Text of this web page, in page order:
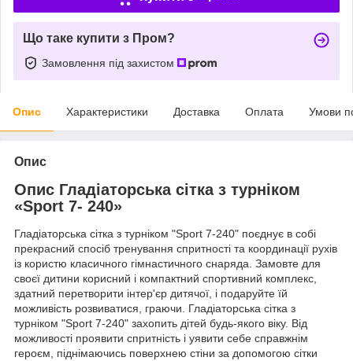
Що таке купити з Пром?
Замовлення під захистом
Опис Характеристики Доставка Оплата Умови
Опис
Опис Гладіаторська сітка з турніком
«Sport 7- 240»
Гладіаторська сітка з турніком "Sport 7-240" поєднує в собі
прекрасний спосіб тренування спритності та координації рухів
із користю класичного гімнастичного снаряда. Замовте для
своєї дитини корисний і компактний спортивний комплекс,
здатний перетворити інтер'єр дитячої, і подаруйте їй
можливість розвиватися, граючи. Гладіаторська сітка з
турніком "Sport 7-240" захопить дітей будь-якого віку. Від
можливості проявити спритність і уявити себе справжнім
героєм, піднімаючись поверхнею стіни за допомогою сітки